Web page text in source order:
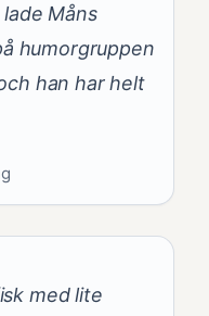
Måns
humorgruppen
han har helt
med lite